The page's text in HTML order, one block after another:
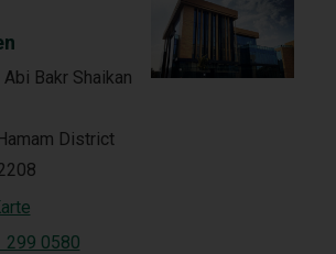
Bakr Shaikan
District
299 0580